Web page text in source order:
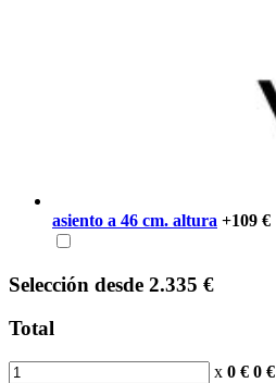
asiento a 46 cm. altura +109 €
Selección desde 2.335 €
Total
x 0 € 0 €